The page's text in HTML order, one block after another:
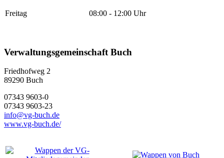
Freitag 08:00 - 12:00 Uhr
Verwaltungsgemeinschaft Buch
Friedhofweg 2
89290 Buch
07343 9603-0
07343 9603-23
info@vg-buch.de
www.vg-buch.de/